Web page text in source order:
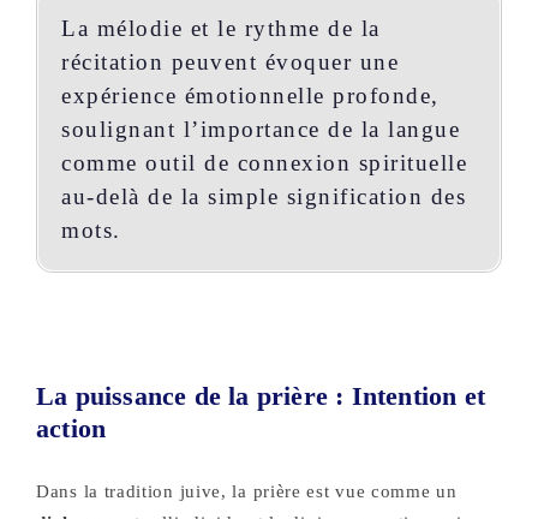
La mélodie et le rythme de la
récitation peuvent évoquer une
expérience émotionnelle profonde,
soulignant l’importance de la langue
comme outil de connexion spirituelle
au-delà de la simple signification des
mots.
La puissance de la prière : Intention et
action
Dans la tradition juive, la prière est vue comme un